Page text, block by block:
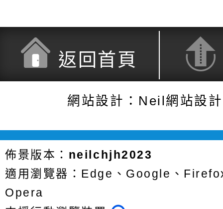
返回首頁
網站設計：Neil網站設
佈景版本： neilchjh2023
適用瀏覽器：Edge、Google、
Opera